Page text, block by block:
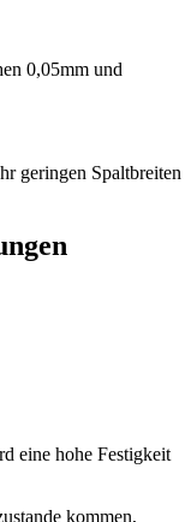
0,05mm und
geringen Spaltbreiten
eine hohe Festigkeit
kommen,